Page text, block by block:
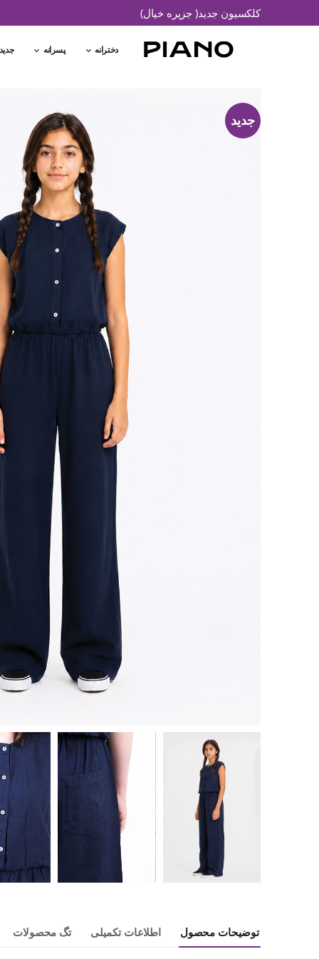
کلکسیون جدید( جزیره خیال)
دخترانه پسرانه
جدید
توضیحات محصول اطلاعات تکمیلی تگ محصولات